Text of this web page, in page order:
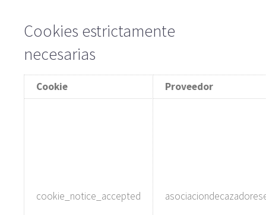
Cookies estrictamente
necesarias
Cookie Proveedor
cookie_notice_accepted